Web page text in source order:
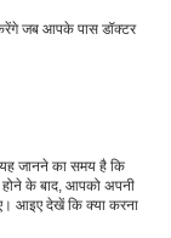
जब आपके पास डॉक्टर
जानने का समय है कि
के बाद, आपको अपनी
आइए देखें कि क्या करना